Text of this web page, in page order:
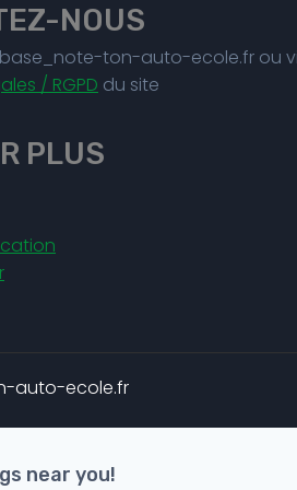
NOUS
ton-auto-ecole.fr ou
/ RGPD du site
PLUS
auto-ecole.fr
near you!